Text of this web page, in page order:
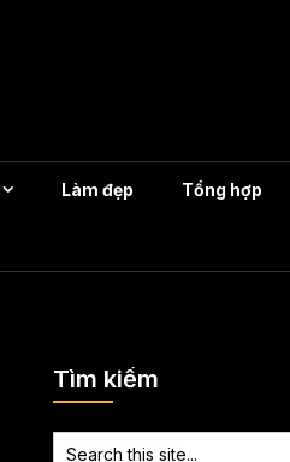
Làm đẹp Tổng hợp
Tìm kiếm